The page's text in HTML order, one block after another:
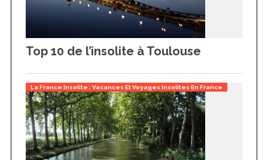
Top 10 de l’insolite à Toulouse
La France Insolite : Vacances Et Voyages Insolites En France